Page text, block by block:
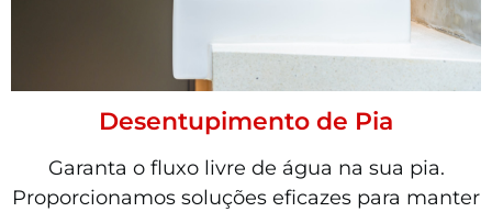
Desentupimento de Pia
Garanta o fluxo livre de água na sua pia.
Proporcionamos soluções eficazes para manter